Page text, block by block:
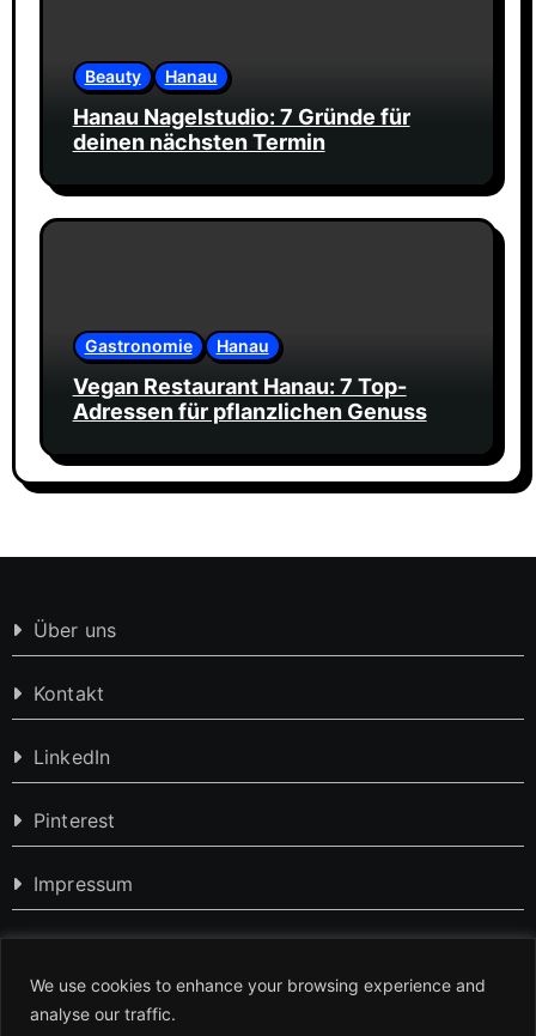
We use cookies to enhance your browsing experience and
analyse our traffic.
Beauty Hanau
Hanau Nagelstudio: 7 Gründe für
deinen nächsten Termin
Gastronomie Hanau
Vegan Restaurant Hanau: 7 Top-
Adressen für pflanzlichen Genuss
Über uns
Kontakt
LinkedIn
Pinterest
Impressum